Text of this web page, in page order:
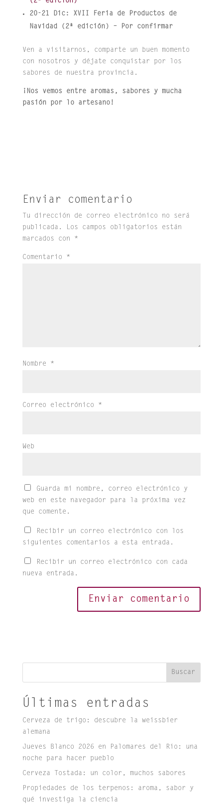
20-21 Dic: XVII Feria de Productos de
Navidad (2ª edición) – Por confirmar
Ven a visitarnos, comparte un buen momento
con nosotros y déjate conquistar por los
sabores de nuestra provincia.
¡Nos vemos entre aromas, sabores y mucha
pasión por lo artesano!
Enviar comentario
Tu dirección de correo electrónico no será
publicada.
Los campos obligatorios están
marcados con
*
Comentario *
Nombre *
Correo electrónico *
Web
Guarda mi nombre, correo electrónico y
web en este navegador para la próxima vez
que comente.
Recibir un correo electrónico con los
siguientes comentarios a esta entrada.
Recibir un correo electrónico con cada
nueva entrada.
Buscar
Últimas entradas
Cerveza de trigo: descubre la weissbier
alemana
Jueves Blanco 2026 en Palomares del Río: una
noche para hacer pueblo
Cerveza Tostada: un color, muchos sabores
Propiedades de los terpenos: aroma, sabor y
qué investiga la ciencia